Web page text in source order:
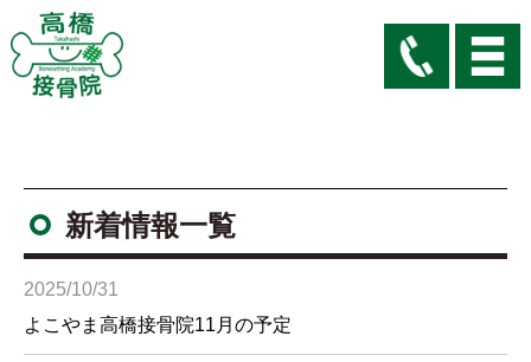
新着情報一覧
2025/10/31
よこやま高橋接骨院11月の予定